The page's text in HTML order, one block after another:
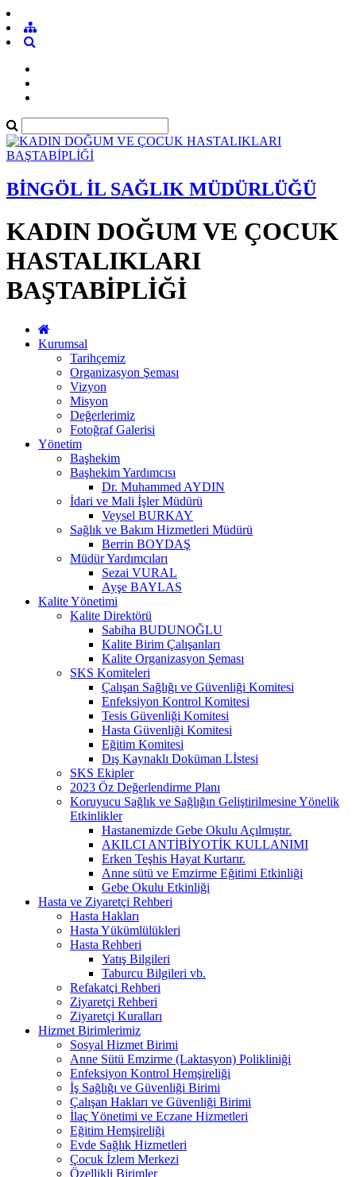
BİNGÖL İL SAĞLIK MÜDÜRLÜĞÜ
KADIN DOĞUM VE ÇOCUK
HASTALIKLARI
BAŞTABİPLİĞİ
Kurumsal
Tarihçemiz
Organizasyon Şeması
Vizyon
Misyon
Değerlerimiz
Fotoğraf Galerisi
Yönetim
Başhekim
Başhekim Yardımcısı
Dr. Muhammed AYDIN
İdari ve Mali İşler Müdürü
Veysel BURKAY
Sağlık ve Bakım Hizmetleri Müdürü
Berrin BOYDAŞ
Müdür Yardımcıları
Sezai VURAL
Ayşe BAYLAS
Kalite Yönetimi
Kalite Direktörü
Sabiha BUDUNOĞLU
Kalite Birim Çalışanları
Kalite Organizasyon Şeması
SKS Komiteleri
Çalışan Sağlığı ve Güvenliği Komitesi
Enfeksiyon Kontrol Komitesi
Tesis Güvenliği Komitesi
Hasta Güvenliği Komitesi
Eğitim Komitesi
Dış Kaynaklı Doküman Lİstesi
SKS Ekipler
2023 Öz Değerlendirme Planı
Koruyucu Sağlık ve Sağlığın Geliştirilmesine Yönelik
Etkinlikler
Hastanemizde Gebe Okulu Açılmıştır.
AKILCI ANTİBİYOTİK KULLANIMI
Erken Teşhis Hayat Kurtarır.
Anne sütü ve Emzirme Eğitimi Etkinliği
Gebe Okulu Etkinliği
Hasta ve Ziyaretçi Rehberi
Hasta Hakları
Hasta Yükümlülükleri
Hasta Rehberi
Yatış Bilgileri
Taburcu Bilgileri vb.
Refakatçi Rehberi
Ziyaretçi Rehberi
Ziyaretçi Kuralları
Hizmet Birimlerimiz
Sosyal Hizmet Birimi
Anne Sütü Emzirme (Laktasyon) Polikliniği
Enfeksiyon Kontrol Hemşireliği
İş Sağlığı ve Güvenliği Birimi
Çalışan Hakları ve Güvenliği Birimi
İlaç Yönetimi ve Eczane Hizmetleri
Eğitim Hemşireliği
Evde Sağlık Hizmetleri
Çocuk İzlem Merkezi
Özellikli Birimler